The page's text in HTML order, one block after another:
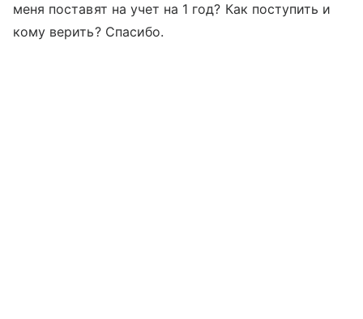
меня поставят на учет на 1 год? Как поступить и
кому верить? Спасибо.